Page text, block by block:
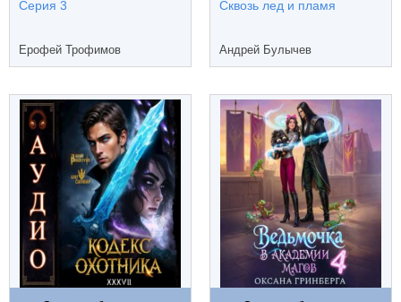
Серия 3
Ерофей Трофимов
Сквозь лед и пламя
Андрей Булычев